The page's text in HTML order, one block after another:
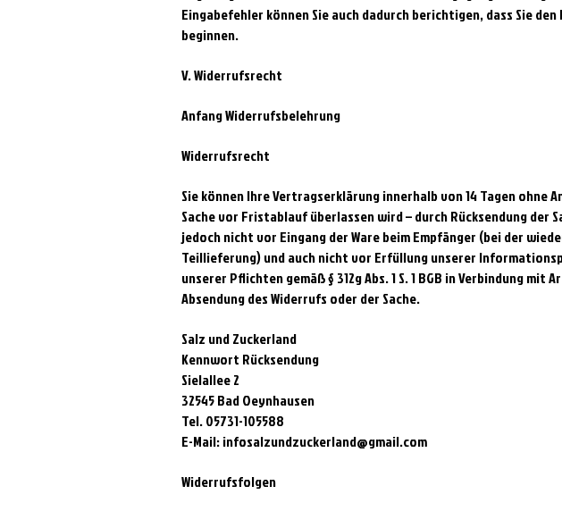
Eingabefehler können Sie auch dadurch berichtigen, dass Sie
beginnen.
V. Widerrufsrecht
Anfang Widerrufsbelehrung
Widerrufsrecht
Sie können Ihre Vertragserklärung innerhalb von 14 Tagen ohne
Sache vor Fristablauf überlassen wird – durch Rücksendung
jedoch nicht vor Eingang der Ware beim Empfänger (bei der
Teillieferung) und auch nicht vor Erfüllung unserer
unserer Pflichten gemäß § 312g Abs. 1 S. 1 BGB in Verbindung
Absendung des Widerrufs oder der Sache.
Salz und Zuckerland
Kennwort Rücksendung
Sielallee 2
32545 Bad Oeynhausen
Tel. 05731-105588
E-Mail:infosalzundzuckerland@gmail.com
Widerrufsfolgen